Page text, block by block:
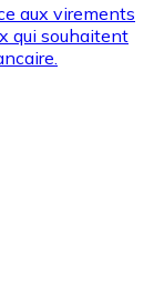
aux virements
qui souhaitent